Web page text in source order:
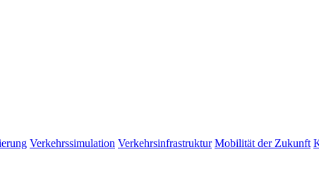
Verkehrssimulation Verkehrsinfrastruktur Mobilität der Zukunft